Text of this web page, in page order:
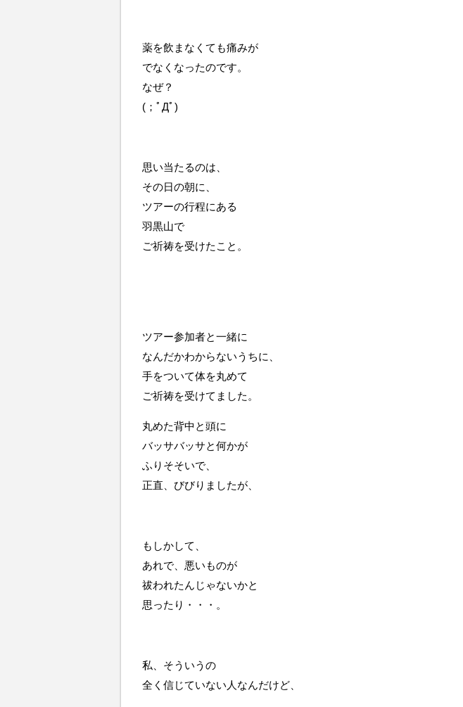
薬を飲まなくても痛みが
でなくなったのです。
なぜ？
(；ﾟДﾟ)
思い当たるのは、
その日の朝に、
ツアーの行程にある
羽黒山で
ご祈祷を受けたこと。
ツアー参加者と一緒に
なんだかわからないうちに、
手をついて体を丸めて
ご祈祷を受けてました。
丸めた背中と頭に
バッサバッサと何かが
ふりそそいで、
正直、びびりましたが、
もしかして、
あれで、悪いものが
祓われたんじゃないかと
思ったり・・・。
私、そういうの
全く信じていない人なんだけど、